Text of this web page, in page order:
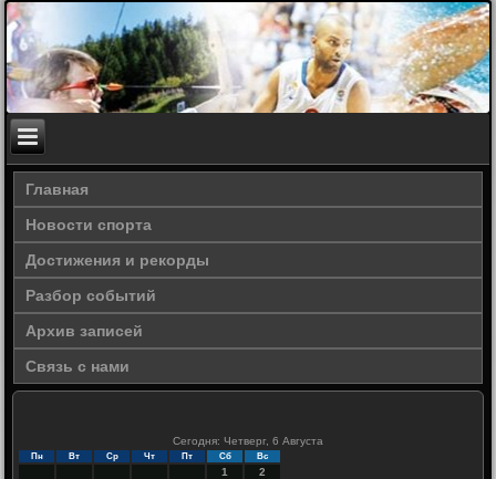
Главная
Новости спорта
Достижения и рекорды
Разбор событий
Архив записей
Связь с нами
Сегодня: Четверг, 6 Августа
Пн Вт Ср Чт Пт Сб Вс
1
2